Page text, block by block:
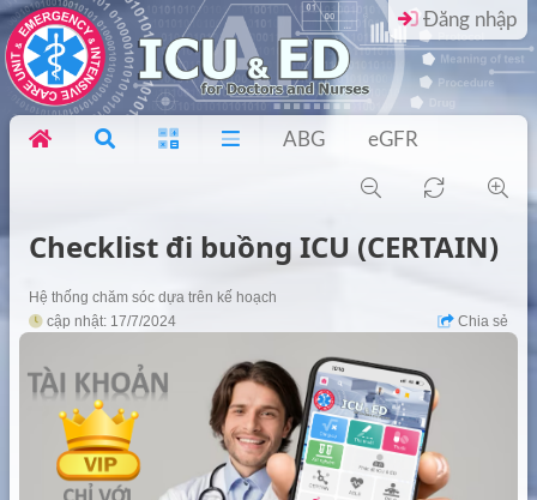
Đăng nhập
ABG eGFR
Checklist đi buồng ICU (CERTAIN)
Hệ thống chăm sóc dựa trên kế hoạch
cập nhật: 17/7/2024
Chia sẻ